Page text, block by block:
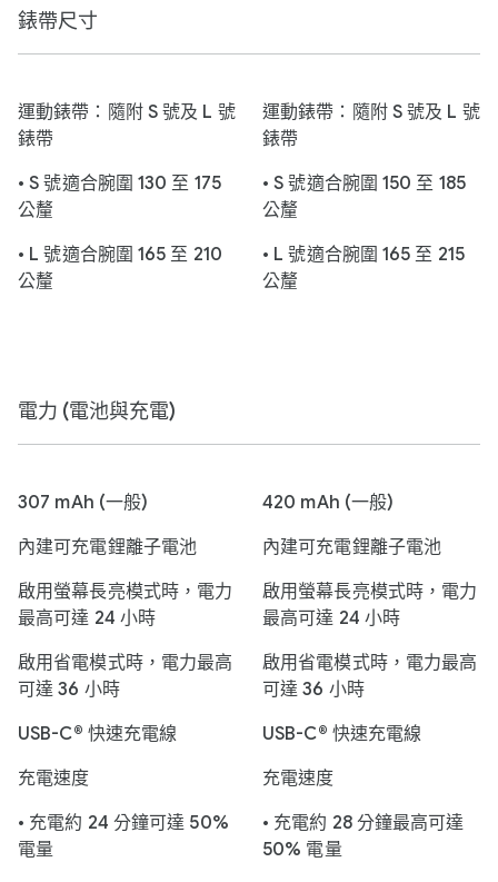
錶帶尺寸
運動錶帶：隨附 S 號及 L 號
錶帶
• S 號適合腕圍 130 至 175
公釐
• L 號適合腕圍 165 至 210
公釐
運動錶帶：隨附 S 號及 L 號
錶帶
• S 號適合腕圍 150 至 185
公釐
• L 號適合腕圍 165 至 215
公釐
電力 (電池與充電)
307 mAh (一般)
內建可充電鋰離子電池
啟用螢幕長亮模式時，電力
最高可達 24 小時
啟用省電模式時，電力最高
可達 36 小時
USB-C® 快速充電線
充電速度
• 充電約 24 分鐘可達 50%
電量
420 mAh (一般)
內建可充電鋰離子電池
啟用螢幕長亮模式時，電力
最高可達 24 小時
啟用省電模式時，電力最高
可達 36 小時
USB-C® 快速充電線
充電速度
• 充電約 28 分鐘最高可達
50% 電量